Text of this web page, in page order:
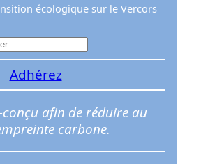
écologique sur le Vercors
Adhérez
conçu afin de réduire au
carbone.